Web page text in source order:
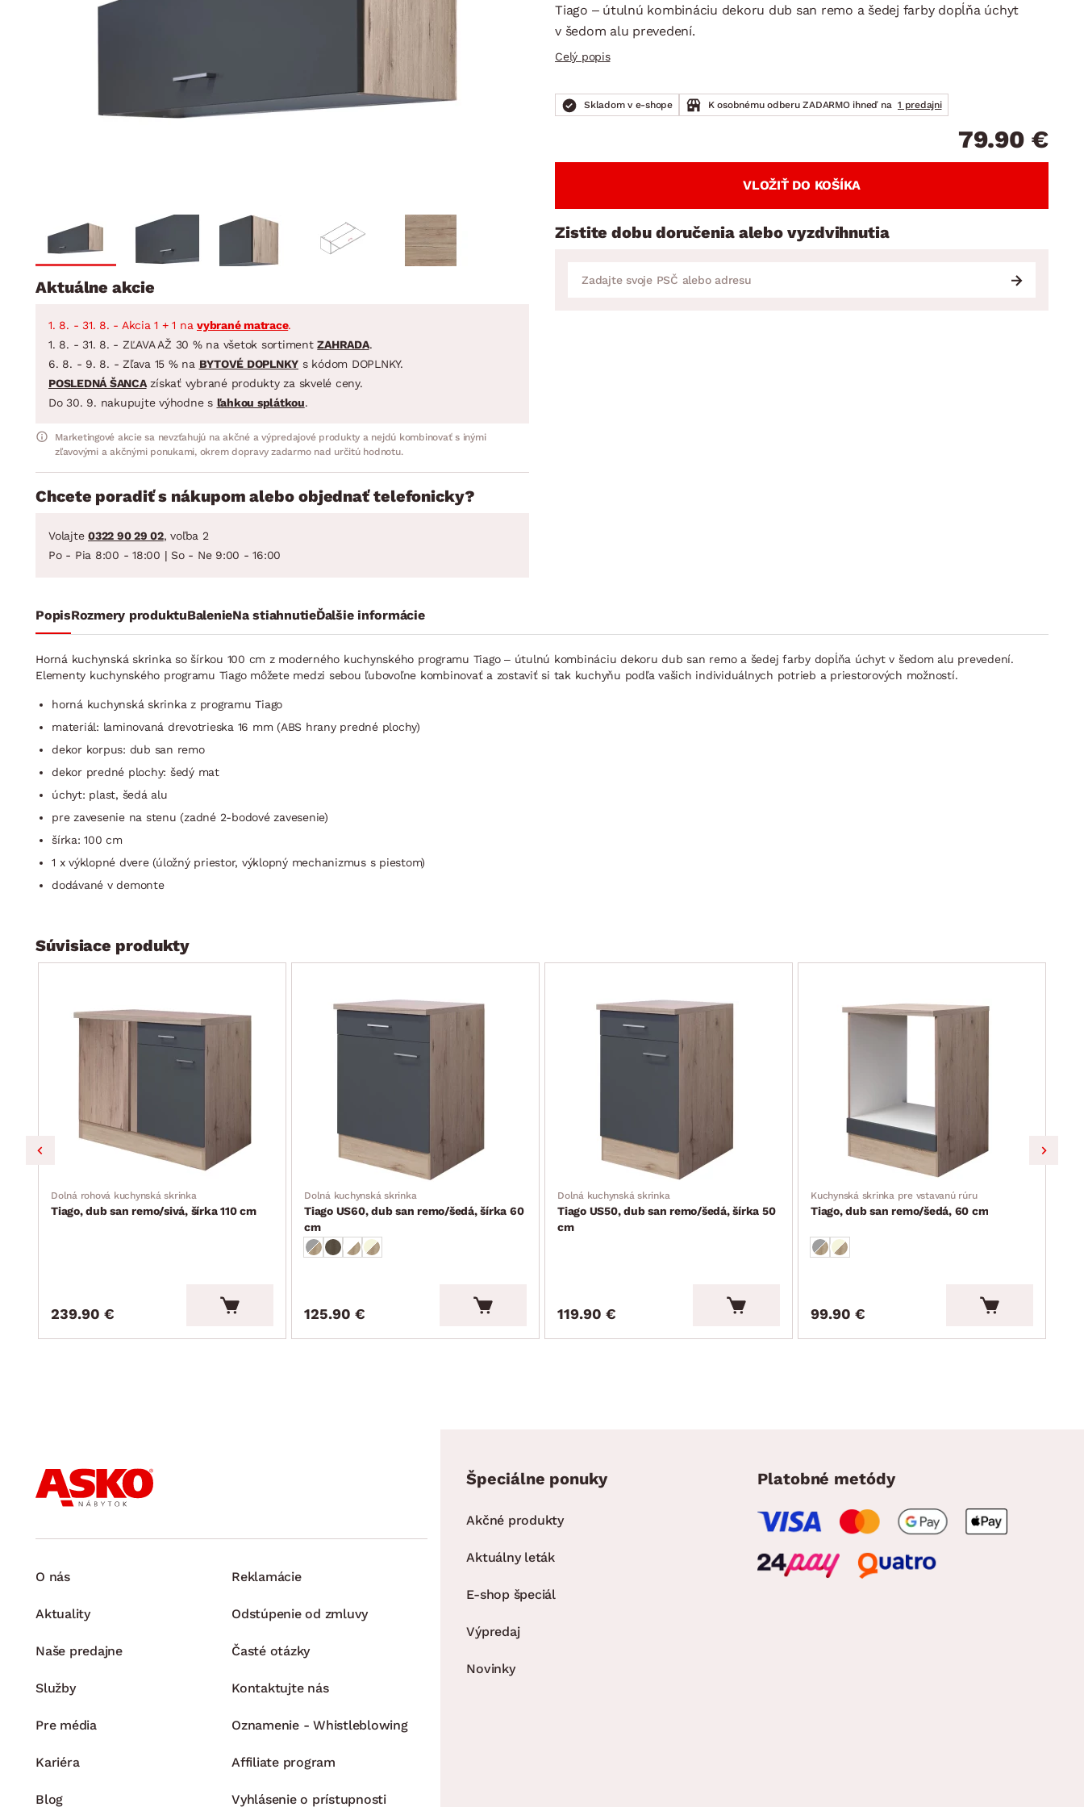
BYTOVÝ TEXTIL
Závesy a žalúzie
STOLOVANIE A VARENIE
Panvice
DOMÁCE SPOTREBIČE ZÁHRADNÉ DOPLNKY VIANOCE
Kúpeľňové zostavy Záhradné doplnky
Tiago – útulnú kombináciu dekoru dub san remo a šedej farby dopĺňa úchyt
v šedom alu prevedení.
Celý popis
Skladom v e-shope K osobnému odberu ZADARMO ihneď na 1 predajni
79.90 €
VLOŽIŤ DO KOŠÍKA
Zistite dobu doručenia alebo vyzdvihnutia
Aktuálne akcie
1. 8. - 31. 8. - Akcia 1 + 1 na vybrané matrace.
1. 8. - 31. 8. - ZĽAVA AŽ 30 % na všetok sortimentZAHRADA.
6. 8. - 9. 8. - Zľava 15 % na BYTOVÉ DOPLNKY s kódom DOPLNKY.
POSLEDNÁ ŠANCAzískať vybrané produkty za skvelé ceny.
Do 30. 9. nakupujte výhodne s ľahkou splátkou.
Marketingové akcie sa nevzťahujú na akčné a výpredajové produkty a nejdú kombinovať s inými
zľavovými a akčnými ponukami, okrem dopravy zadarmo nad určitú hodnotu.
Chcete poradiť s nákupom alebo objednať telefonicky?
Volajte 0322 90 29 02, voľba 2
Po - Pia 8:00 - 18:00 | So - Ne 9:00 - 16:00
PopisRozmery produktuBalenieNa stiahnutieĎalšie informácie
Horná kuchynská skrinka so šírkou 100 cm z moderného kuchynského programu Tiago – útulnú kombináciu dekoru dub san remo a šedej farby dopĺňa úchyt v šedom alu prevedení.
Elementy kuchynského programu Tiago môžete medzi sebou ľubovoľne kombinovať a zostaviť si tak kuchyňu podľa vašich individuálnych potrieb a priestorových možností.
horná kuchynská skrinka z programu Tiago
materiál: laminovaná drevotrieska 16 mm (ABS hrany predné plochy)
dekor korpus: dub san remo
dekor predné plochy: šedý mat
úchyt: plast, šedá alu
pre zavesenie na stenu (zadné 2-bodové zavesenie)
šírka: 100 cm
1 x výklopné dvere (úložný priestor, výklopný mechanizmus s piestom)
dodávané v demonte
Súvisiace produkty
Dolná rohová kuchynská skrinka
Tiago, dub san remo/sivá, šírka 110 cm
239.90 €
Dolná kuchynská skrinka
Tiago US60, dub san remo/šedá, šírka 60
cm
125.90 €
Dolná kuchynská skrinka
Tiago US50, dub san remo/šedá, šírka 50
cm
119.90 €
Kuchynská skrinka pre vstavanú rúru
Tiago, dub san remo/šedá, 60 cm
99.90 €
O nás
Aktuality
Naše predajne
Služby
Pre média
Kariéra
Blog
Reklamácie
Odstúpenie od zmluvy
Časté otázky
Kontaktujte nás
Oznamenie - Whistleblowing
Affiliate program
Vyhlásenie o prístupnosti
Špeciálne ponuky
Akčné produkty
Aktuálny leták
E-shop špeciál
Výpredaj
Novinky
Platobné metódy